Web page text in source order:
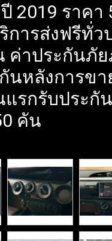
ปี 2019 รา
ารส่งฟรีทั่ว
าประกันภั
หลังการขา
แรกรับประ
คัน